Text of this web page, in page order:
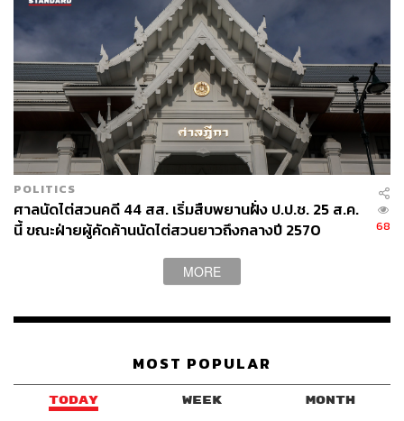
POLITICS
ศาลนัดไต่สวนคดี 44 สส. เริ่มสืบพยานฝั่ง ป.ป.ช. 25 ส.ค.
นี้ ขณะฝ่ายผู้คัดค้านนัดไต่สวนยาวถึงกลางปี 2570
68
MORE
MOST POPULAR
TODAY WEEK MONTH